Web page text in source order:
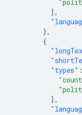
],
},
{
"types" :
],